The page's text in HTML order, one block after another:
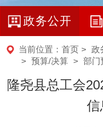
政务公开
当前位置： 首页 > 政
> 预算/决算> 部门
隆尧县总工会
信